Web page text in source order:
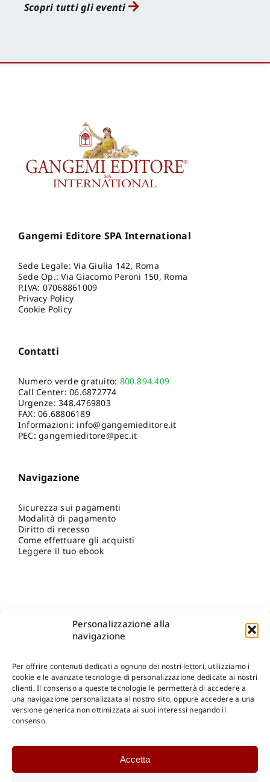
Personalizzazione alla
navigazione
Per offrire contenuti dedicati a ognuno dei nostri lettori, utilizziamo i
cookie e le avanzate tecnologie di personalizzazione dedicate ai nostri
clienti. Il consenso a queste tecnologie le permetterà di accedere a
una navigazione personalizzata al nostro sito, oppure accedere a una
versione generica non ottimizzata ai suoi interessi negando il
consenso.
Accetta
Scopri tutti gli eventi
Gangemi Editore SPA International
Sede Legale: Via Giulia 142, Roma
Sede Op.: Via Giacomo Peroni 150, Roma
P.IVA: 07068861009
Privacy Policy
Cookie Policy
Contatti
Numero verde gratuito: 800.894.409
Call Center:06.6872774
Urgenze:348.4769803
FAX: 06.68806189
Informazioni: info@gangemieditore.it
PEC: gangemieditore@pec.it
Navigazione
Sicurezza sui pagamenti
Modalità di pagamento
Diritto di recesso
Come effettuare gli acquisti
Leggere il tuo ebook
Shop Gangemi Editore-Pagamenti Sicuri e anche Rateali
Catalogo Online
Catalogo Internazionale